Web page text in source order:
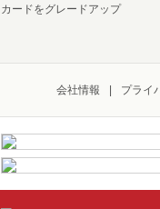
カードをグレードアップ
会社情報 プライ